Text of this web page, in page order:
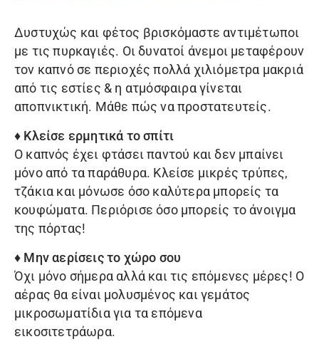
Δυστυχώς και φέτος βρισκόμαστε αντιμέτωποι
με τις πυρκαγιές. Οι δυνατοί άνεμοι μεταφέρουν
τον καπνό σε περιοχές πολλά χιλιόμετρα μακριά
από τις εστίες & η ατμόσφαιρα γίνεται
αποπνικτική. Μάθε πώς να προστατευτείς.
♦ Κλείσε ερμητικά το σπίτι
Ο καπνός έχει φτάσει παντού και δεν μπαίνει
μόνο από τα παράθυρα. Κλείσε μικρές τρύπες,
τζάκια και μόνωσε όσο καλύτερα μπορείς τα
κουφώματα. Περιόρισε όσο μπορείς το άνοιγμα
της πόρτας!
♦ Μην αερίσεις το χώρο σου
Όχι μόνο σήμερα αλλά και τις επόμενες μέρες! Ο
αέρας θα είναι μολυσμένος και γεμάτος
μικροσωματίδια για τα επόμενα
εικοσιτετράωρα.